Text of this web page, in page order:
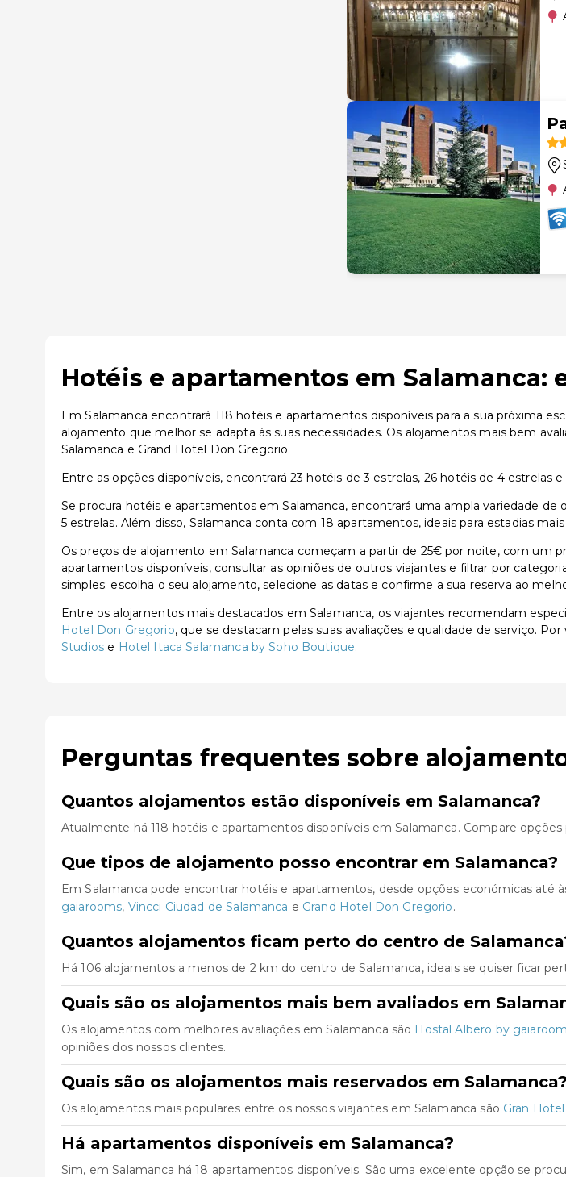
Hotéis e apartamentos em
Em Salamanca encontrará 118 hotéis e apartamentos disponíveis para a sua próxima
alojamento que melhor se adapta às suas necessidades. Os alojamentos mais bem
Salamanca e Grand Hotel Don Gregorio.
Entre as opções disponíveis, encontrará 23 hotéis de 3 estrelas, 26 hotéis de 4 estrelas
Se procura hotéis e apartamentos em Salamanca, encontrará uma ampla variedade
5 estrelas. Além disso, Salamanca conta com 18 apartamentos, ideais para estadias
Os preços de alojamento em Salamanca começam a partir de 25€ por noite, com um
apartamentos disponíveis, consultar as opiniões de outros viajantes e filtrar por
simples: escolha o seu alojamento, selecione as datas e confirme a sua reserva ao
Entre os alojamentos mais destacados em Salamanca, os viajantes recomendam
Hotel Don Gregorio, que se destacam pelas suas avaliações e qualidade de serviço.
Studios e Hotel Itaca Salamanca by Soho Boutique.
Perguntas frequentes sobre
Quantos alojamentos estão disponíveis em Salamanca?
Atualmente há 118 hotéis e apartamentos disponíveis em Salamanca. Compare
Que tipos de alojamento posso encontrar em Salamanca?
Em Salamanca pode encontrar hotéis e apartamentos, desde opções económicas até
gaiarooms, Vincci Ciudad de Salamanca e Grand Hotel Don Gregorio.
Quantos alojamentos ficam perto do centro de
Há 106 alojamentos a menos de 2 km do centro de Salamanca, ideais se quiser ficar
Quais são os alojamentos mais bem avaliados em
Os alojamentos com melhores avaliações em Salamanca são Hostal Albero by
opiniões dos nossos clientes.
Quais são os alojamentos mais reservados em Salamanca?
Os alojamentos mais populares entre os nossos viajantes em Salamanca são Gran
Há apartamentos disponíveis em Salamanca?
Sim, em Salamanca há 18 apartamentos disponíveis. São uma excelente opção se